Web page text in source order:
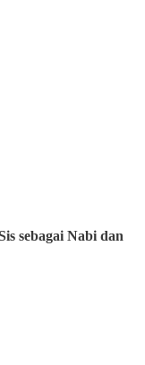
sebagai Nabi dan